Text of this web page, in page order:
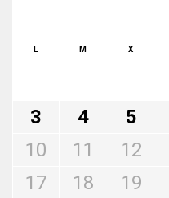
L M X
3
4 5
10
11 12
17
18 19